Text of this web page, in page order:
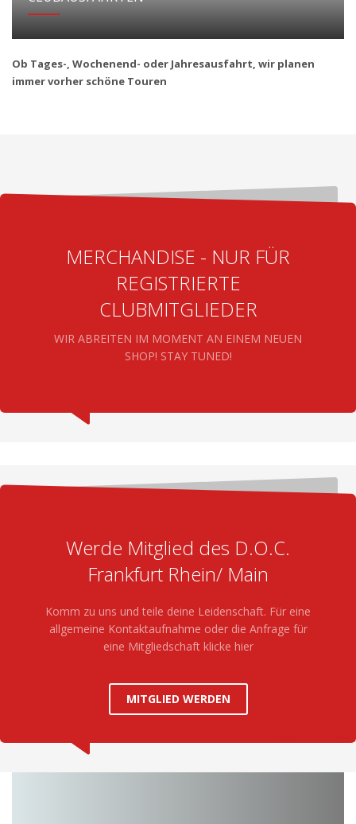
Ob Tages-, Wochenend- oder Jahresausfahrt, wir planen
immer vorher schöne Touren
MERCHANDISE - NUR FÜR
REGISTRIERTE
CLUBMITGLIEDER
WIR ABREITEN IM MOMENT AN EINEM NEUEN
SHOP! STAY TUNED!
Werde Mitglied des D.O.C.
Frankfurt Rhein/ Main
Komm zu uns und teile deine Leidenschaft. Für eine
allgemeine Kontaktaufnahme oder die Anfrage für
eine Mitgliedschaft klicke hier
MITGLIED WERDEN